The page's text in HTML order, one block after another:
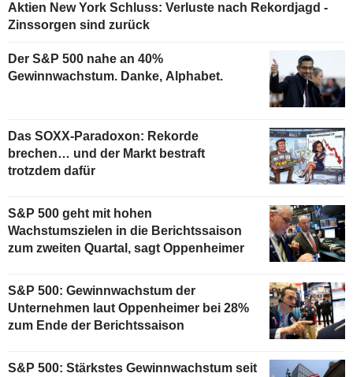
Aktien New York Schluss: Verluste nach Rekordjagd -
Zinssorgen sind zurück
Der S&P 500 nahe an 40%
Gewinnwachstum. Danke, Alphabet.
Das SOXX-Paradoxon: Rekorde
brechen… und der Markt bestraft
trotzdem dafür
S&P 500 geht mit hohen
Wachstumszielen in die Berichtssaison
zum zweiten Quartal, sagt Oppenheimer
S&P 500: Gewinnwachstum der
Unternehmen laut Oppenheimer bei 28%
zum Ende der Berichtssaison
S&P 500: Stärkstes Gewinnwachstum seit